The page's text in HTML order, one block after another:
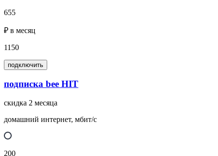
655
₽ в месяц
1150
подключить
подписка bee HIT
скидка 2 месяца
домашний интернет, мбит/с
200